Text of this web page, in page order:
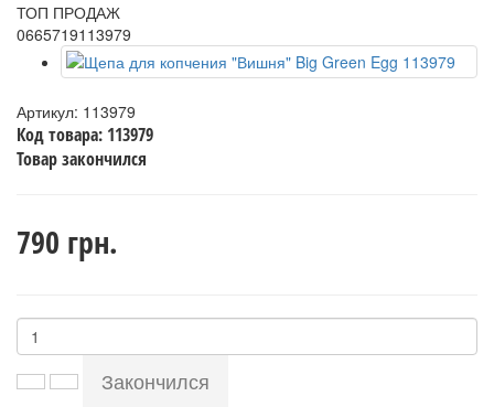
ТОП ПРОДАЖ
0665719113979
Артикул: 113979
Код товара: 113979
Товар закончился
790 грн.
Закончился